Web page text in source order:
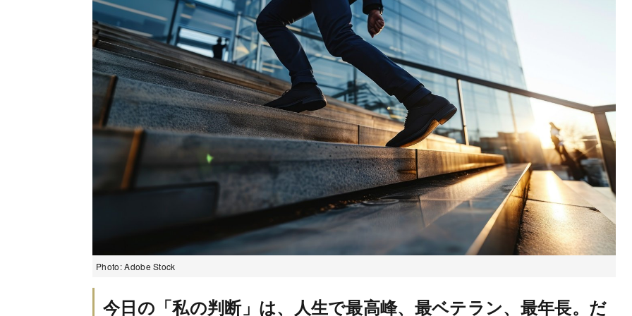
Photo: Adobe Stock
今日の「私の判断」は、人生で最高峰、最ベテラン、最年長。 だ